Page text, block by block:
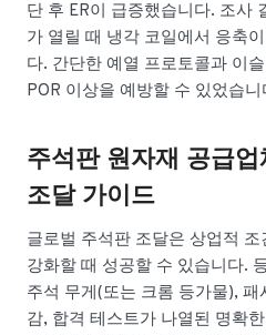
단 후 ER이 급증했습니다. 조사
가 열릴 때 냉각 코일에서 응축
다. 간단한 예열 프로토콜과 이
POR 이상을 예방할 수 있었습니
주석판 원자재 공급
조달 가이드
글로벌 주석판 조달은 상업적
강화할 때 성공할 수 있습니다.
주석 무게(또는 크롬 등가물),
감, 합격 테스트가 나열된 명확